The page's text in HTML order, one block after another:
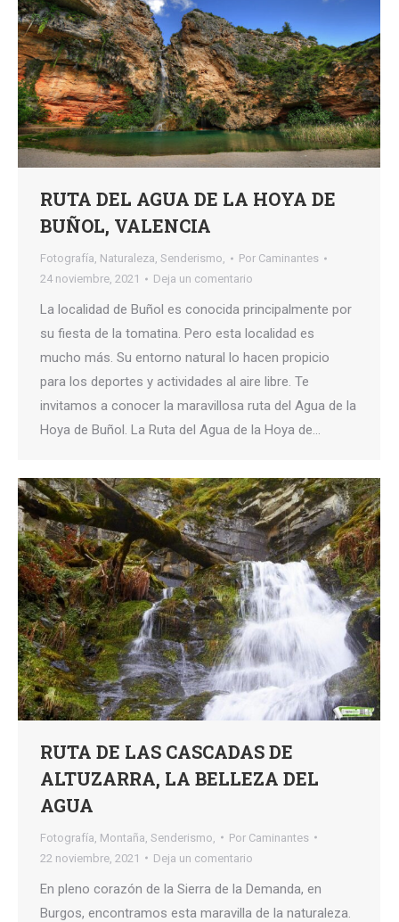
RUTA DEL AGUA DE LA HOYA DE
BUÑOL, VALENCIA
Fotografía, Naturaleza, Senderismo, Por Caminantes
24 noviembre, 2021
Deja un comentario
La localidad de Buñol es conocida principalmente por
su fiesta de la tomatina. Pero esta localidad es
mucho más. Su entorno natural lo hacen propicio
para los deportes y actividades al aire libre. Te
invitamos a conocer la maravillosa ruta del Agua de la
Hoya de Buñol. La Ruta del Agua de la Hoya de…
RUTA DE LAS CASCADAS DE
ALTUZARRA, LA BELLEZA DEL
AGUA
Fotografía Montaña Senderismo, Por Caminantes
22 noviembre, 2021
Deja un comentario
En pleno corazón de la Sierra de la Demanda, en
Burgos, encontramos esta maravilla de la naturaleza.